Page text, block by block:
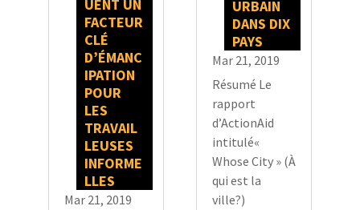
UENT UN
FACTEUR
CLÉ
D’ÉMANC
IPATION
POUR
LES
TRAVAIL
LEUSES
INFORME
LLES
Mar 21, 2019
URBAIN
DANS DIX
PAYS
Mar 21, 2019
Résumé Le
rapport
d’ActionAid
intitulé«
Whose City » (À
qui est la
ville?)